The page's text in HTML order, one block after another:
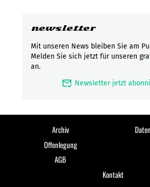
newsletter
Mit unseren News bleiben Sie am
Melden Sie sich jetzt für unseren
an.
mark_email_read Newsletter jetzt
Archiv
Offenlegung
AGB
Kontakt